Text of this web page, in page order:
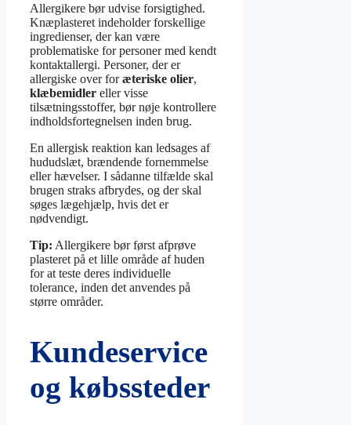
Allergikere bør udvise forsigtighed.
Knæplasteret indeholder forskellige
ingredienser, der kan være
problematiske for personer med kendt
kontaktallergi. Personer, der er
allergiske over foræteriske olier,
klæbemidler eller visse
tilsætningsstoffer, bør nøje kontrollere
indholdsfortegnelsen inden brug.
En allergisk reaktion kan ledsages af
hududslæt, brændende fornemmelse
eller hævelser. I sådanne tilfælde skal
brugen straks afbrydes, og der skal
søges lægehjælp, hvis det er
nødvendigt.
Tip: Allergikere bør først afprøve
plasteret på et lille område af huden
for at teste deres individuelle
tolerance, inden det anvendes på
større områder.
Kundeservice
og købssteder